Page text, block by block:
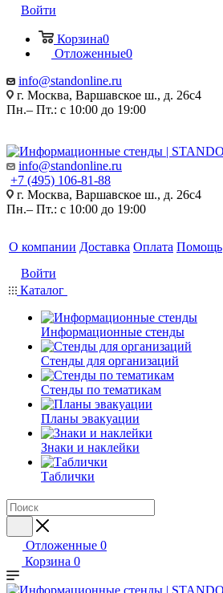
Войти
Корзина0
Отложенные0
info@standonline.ru
г. Москва, Варшавское ш., д. 26с4
Пн.– Пт.: с 10:00 до 19:00
info@standonline.ru
+7 (495) 106-81-88
г. Москва, Варшавское ш., д. 26с4
Пн.– Пт.: с 10:00 до 19:00
О компании Доставка Оплата Помощь
Войти
Каталог
Информационные стенды
Стенды для организаций
Стенды по тематикам
Планы эвакуации
Знаки и наклейки
Таблички
Отложенные 0
Корзина 0